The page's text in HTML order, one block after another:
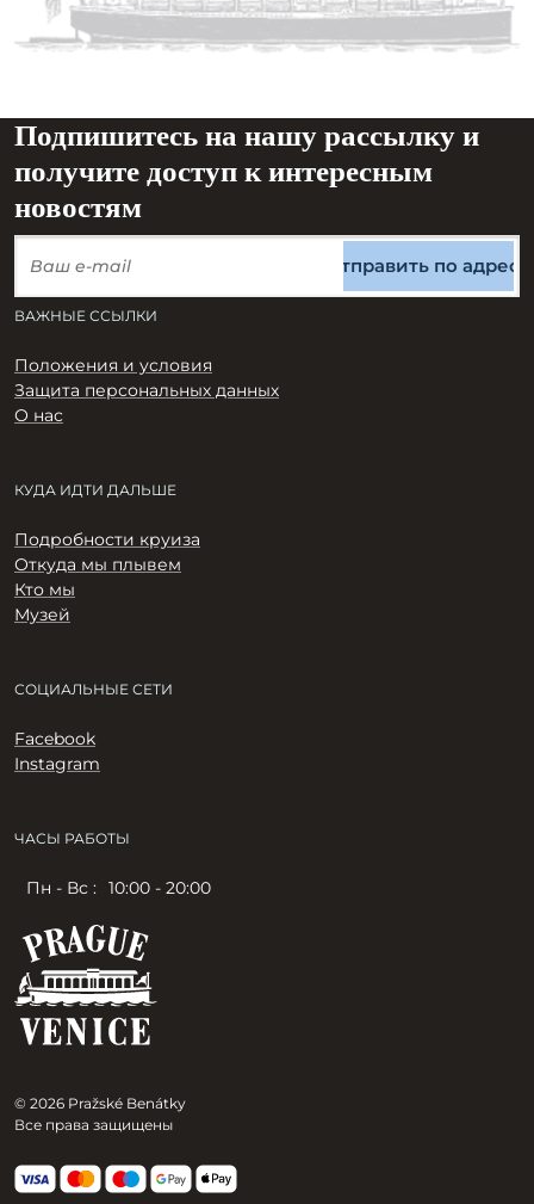
Подпишитесь на нашу рассылку и
получите доступ к интересным
новостям
Отправить по адресу
© 2026 Pražské Benátky
Все права защищены
ВАЖНЫЕ ССЫЛКИ
Положения и условия
Защита персональных данных
О нас
КУДА ИДТИ ДАЛЬШЕ
Подробности круиза
Откуда мы плывем
Кто мы
Музей
СОЦИАЛЬНЫЕ СЕТИ
Facebook
Instagram
ЧАСЫ РАБОТЫ
Пн - Вс : 10:00 - 20:00